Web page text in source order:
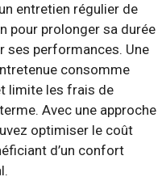
entretien régulier de
pour prolonger sa durée
ses performances. Une
consomme
limite les frais de
Avec une approche
optimiser le coût
d’un confort